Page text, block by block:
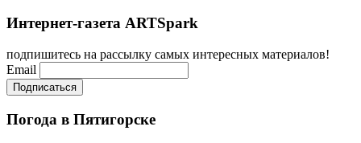
Интернет-газета ARTSpark
подпишитесь на рассылку самых интересных материалов!
Email
Погода в Пятигорске